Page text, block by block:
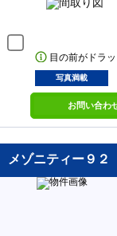
目の前がドラ
写真満載
お問い合わ
メゾニティー９２